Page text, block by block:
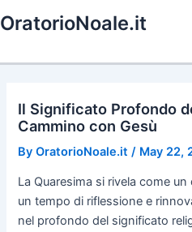
to
OratorioNoale.it
Il Significato Profondo
Cammino con Gesù
ByOratorioNoale.it / May 22,
La Quaresima si rivela come
un tempo di riflessione e
nel profondo del significato